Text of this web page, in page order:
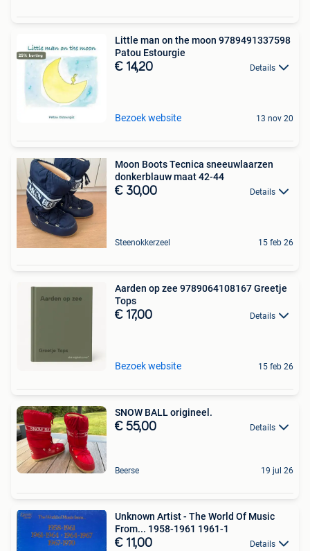
Little man on the moon 9789491337598
Patou Estourgie
€ 14,20 Details
Bezoek website 13 nov 20
Moon Boots Tecnica sneeuwlaarzen
donkerblauw maat 42-44
€ 30,00 Details
Steenokkerzeel 15 feb 26
Aarden op zee 9789064108167 Greetje
Tops
€ 17,00 Details
Bezoek website 15 feb 26
SNOW BALL origineel.
€ 55,00 Details
Beerse 19 jul 26
Unknown Artist - The World Of Music
From... 1958-1961 1961-1
€ 11,00 Details